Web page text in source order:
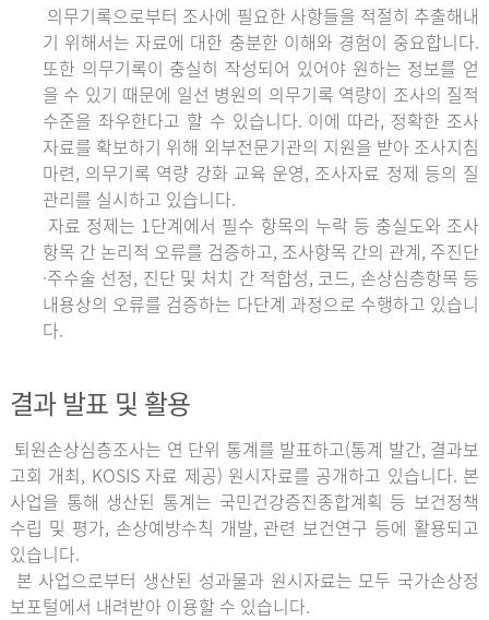
의무기록으로부터 조사에 필요한 사항들을 적절히 추출해내
기 위해서는 자료에 대한 충분한 이해와 경험이 중요합니다.
또한 의무기록이 충실히 작성되어 있어야 원하는 정보를 얻
을 수 있기 때문에 일선 병원의 의무기록 역량이 조사의 질적
수준을 좌우한다고 할 수 있습니다. 이에 따라, 정확한 조사
자료를 확보하기 위해 외부전문기관의 지원을 받아 조사지침
마련, 의무기록 역량 강화 교육 운영, 조사자료 정제 등의 질
관리를 실시하고 있습니다.
자료 정제는 1단계에서 필수 항목의 누락 등 충실도와 조사
항목 간 논리적 오류를 검증하고, 조사항목 간의 관계, 주진단
·주수술 선정, 진단 및 처치 간 적합성, 코드, 손상심층항목 등
내용상의 오류를 검증하는 다단계 과정으로 수행하고 있습니
다.
결과 발표 및 활용
퇴원손상심층조사는 연 단위 통계를 발표하고(통계 발간, 결과보
고회 개최, KOSIS 자료 제공) 원시자료를 공개하고 있습니다. 본
사업을 통해 생산된 통계는 국민건강증진종합계획 등 보건정책
수립 및 평가, 손상예방수칙 개발, 관련 보건연구 등에 활용되고
있습니다.
본 사업으로부터 생산된 성과물과 원시자료는 모두 국가손상정
보포털에서 내려받아 이용할 수 있습니다.